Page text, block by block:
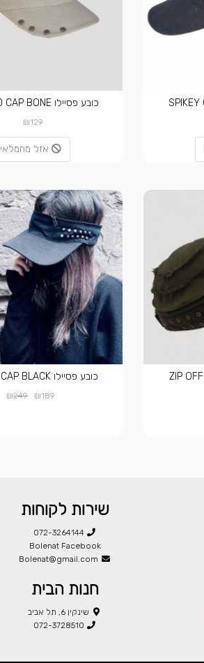
כובע פסיילו SLANTED CAP BONE
₪129
אזל מהמלאי
כובע פסיילו ZIP OFF CAP BLACK
₪189
₪249
שירות לקוחות
072-3264144
Bolenat Facebook
Bolenat@gmail.com
חנות הבית
שינקין 6, תל אביב
072-3728510